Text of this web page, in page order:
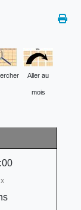
Aller au
mois